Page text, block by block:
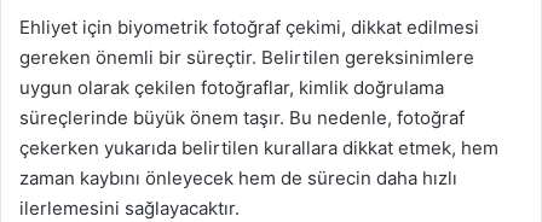
Ehliyet için biyometrik fotoğraf çekimi, dikkat edilmesi
gereken önemli bir süreçtir. Belirtilen gereksinimlere
uygun olarak çekilen fotoğraflar, kimlik doğrulama
süreçlerinde büyük önem taşır. Bu nedenle, fotoğraf
çekerken yukarıda belirtilen kurallara dikkat etmek, hem
zaman kaybını önleyecek hem de sürecin daha hızlı
ilerlemesini sağlayacaktır.